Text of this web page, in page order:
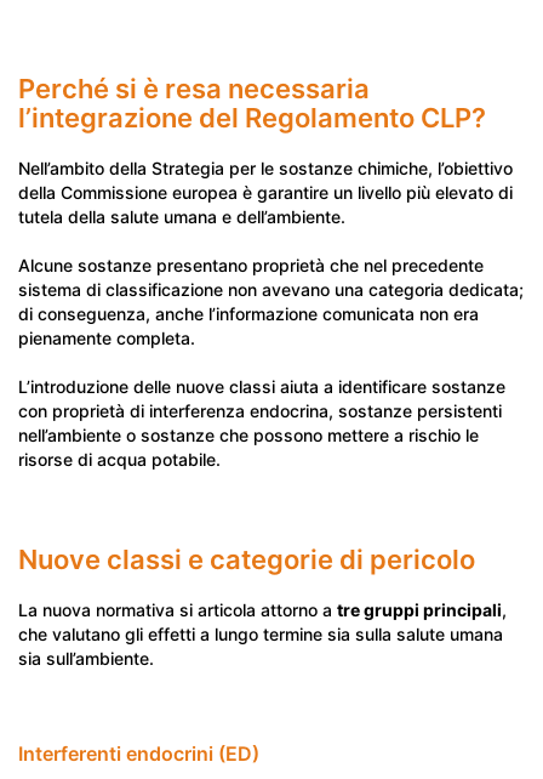
Perché si è resa necessaria
l’integrazione del Regolamento CLP?
Nell’ambito della Strategia per le sostanze chimiche, l’obiettivo
della Commissione europea è garantire un livello più elevato di
tutela della salute umana e dell’ambiente.
Alcune sostanze presentano proprietà che nel precedente
sistema di classificazione non avevano una categoria dedicata;
di conseguenza, anche l’informazione comunicata non era
pienamente completa.
L’introduzione delle nuove classi aiuta a identificare sostanze
con proprietà di interferenza endocrina, sostanze persistenti
nell’ambiente o sostanze che possono mettere a rischio le
risorse di acqua potabile.
Nuove classi e categorie di pericolo
La nuova normativa si articola attorno a tre gruppi principali,
che valutano gli effetti a lungo termine sia sulla salute umana
sia sull’ambiente.
Interferenti endocrini (ED)